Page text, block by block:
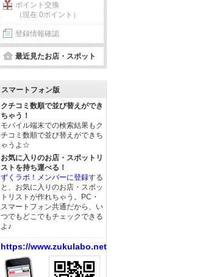
ポイント交換
（現在 0ポイント）
登録情報確認
最近見たお店・スポット
スマートフォン版
クチコミ数順で並び替えができ
ちゃう！
モバイル端末での検索結果もク
チコミ数順で並び替えができち
ゃうよ☆
お気に入りのお店・スポットリ
ストを持ち運べる！
ずくラボ！メンバーに登録する
と、お気に入りのお店・スポッ
トリストが作れちゃう。PC・
スマートフォン共通だから、い
つでもどこでもチェックできる
よ♪
https://www.zukulabo.net/